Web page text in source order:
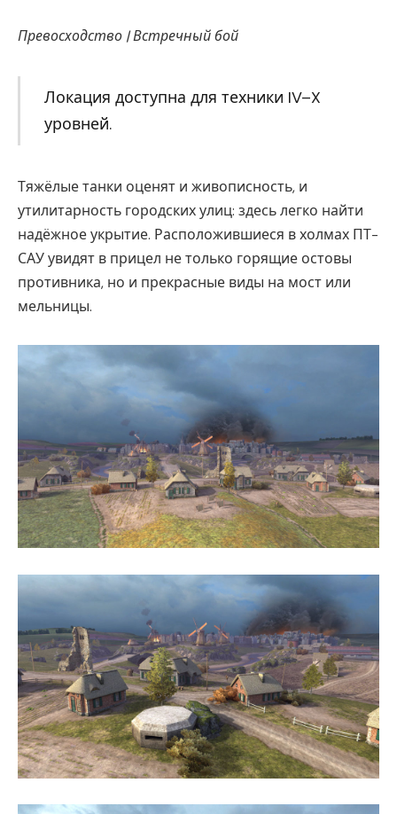
Превосходство | Встречный бой
Локация доступна для техники IV–X
уровней.
Тяжёлые танки оценят и живописность, и
утилитарность городских улиц: здесь легко найти
надёжное укрытие. Расположившиеся в холмах ПТ-
САУ увидят в прицел не только горящие остовы
противника, но и прекрасные виды на мост или
мельницы.